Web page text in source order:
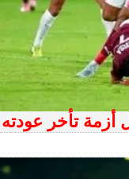
أزمة تأخر عودته